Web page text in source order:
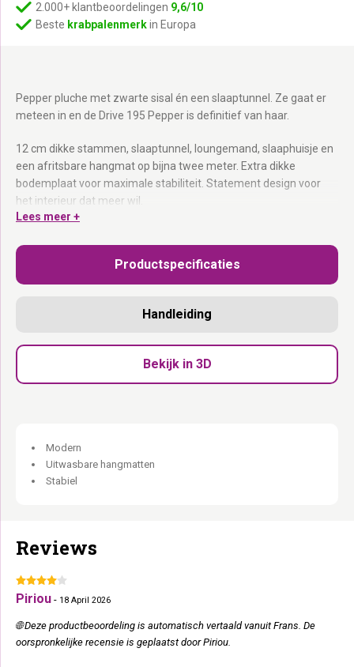
Pepper pluche met zwarte sisal én een slaaptunnel. Ze gaat er
meteen in en de Drive 195 Pepper is definitief van haar.
12 cm dikke stammen, slaaptunnel, loungemand, slaaphuisje en
een afritsbare hangmat op bijna twee meter. Extra dikke
bodemplaat voor maximale stabiliteit. Statement design voor
het interieur dat meer wil.
Loungemand + slaaphuisje:
Afritsbare hangmat:Rits open, in de was.
Pepper pluche met zwarte sisal:Statement design.
Lees meer +
2.000+ klantbeoordelingen 9,6/10
Beste krabpalenmerkin Europa
Productspecificaties
Handleiding
Bekijk in 3D
Modern
Uitwasbare hangmatten
Stabiel
Reviews
Piriou - 18 April 2026
🌐 Deze productbeoordeling is automatisch vertaald vanuit Frans. De
oorspronkelijke recensie is geplaatst door Piriou.